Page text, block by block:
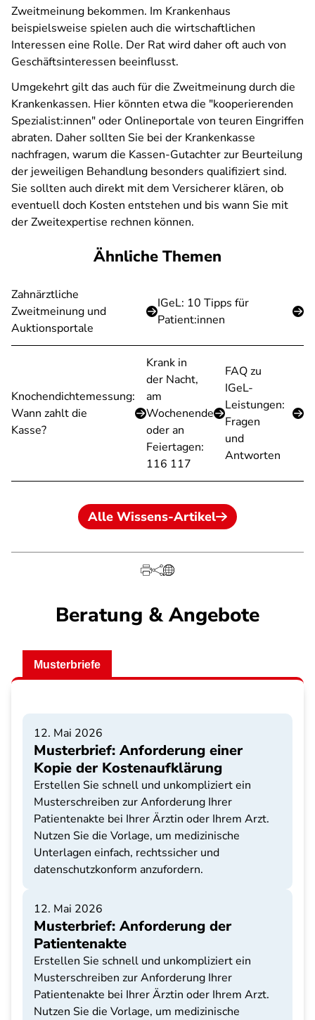
Zweitmeinung bekommen. Im Krankenhaus
beispielsweise spielen auch die wirtschaftlichen
Interessen eine Rolle. Der Rat wird daher oft auch von
Geschäftsinteressen beeinflusst.
Umgekehrt gilt das auch für die Zweitmeinung durch die
Krankenkassen. Hier könnten etwa die "kooperierenden
Spezialist:innen" oder Onlineportale von teuren Eingriffen
abraten. Daher sollten Sie bei der Krankenkasse
nachfragen, warum die Kassen-Gutachter zur Beurteilung
der jeweiligen Behandlung besonders qualifiziert sind.
Sie sollten auch direkt mit dem Versicherer klären, ob
eventuell doch Kosten entstehen und bis wann Sie mit
der Zweitexpertise rechnen können.
Ähnliche Themen
Zahnärztliche
Zweitmeinung und
Auktionsportale
IGeL: 10 Tipps für
Patient:innen
Knochendichtemessung:
Wann zahlt die
Kasse?
Krank in
der Nacht,
am
Wochenende
oder an
Feiertagen:
116 117
FAQ zu
IGeL-
Leistungen:
Fragen
und
Antworten
Alle Wissens-Artikel
Beratung & Angebote
Musterbriefe
12. Mai 2026
Musterbrief: Anforderung einer
Kopie der Kostenaufklärung
Erstellen Sie schnell und unkompliziert ein
Musterschreiben zur Anforderung Ihrer
Patientenakte bei Ihrer Ärztin oder Ihrem Arzt.
Nutzen Sie die Vorlage, um medizinische
Unterlagen einfach, rechtssicher und
datenschutzkonform anzufordern.
12. Mai 2026
Musterbrief: Anforderung der
Patientenakte
Erstellen Sie schnell und unkompliziert ein
Musterschreiben zur Anforderung Ihrer
Patientenakte bei Ihrer Ärztin oder Ihrem Arzt.
Nutzen Sie die Vorlage, um medizinische